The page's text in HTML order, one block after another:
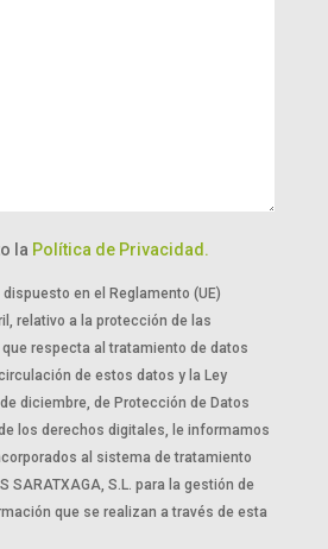
la Política de Privacidad.
en el Reglamento (UE)
relativo a la protección de las
respecta al tratamiento de datos
de estos datos y la Ley
diciembre, de Protección de Datos
los derechos digitales, le informamos
al sistema de tratamiento
SARATXAGA, S.L. para la gestión de
que se realizan a través de esta